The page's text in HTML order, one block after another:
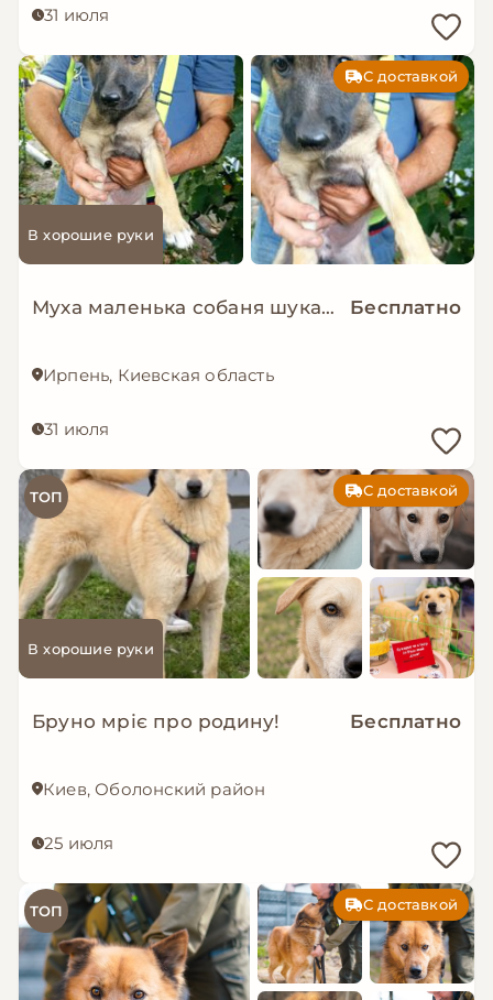
31 июля
С доставкой
В хорошие руки
Муха маленька собаня шукає дім Бесплатно
Ирпень, Киевская область
31 июля
ТОП С доставкой
В хорошие руки
Бруно мріє про родину! Бесплатно
Киев, Оболонский район
25 июля
ТОП С доставкой